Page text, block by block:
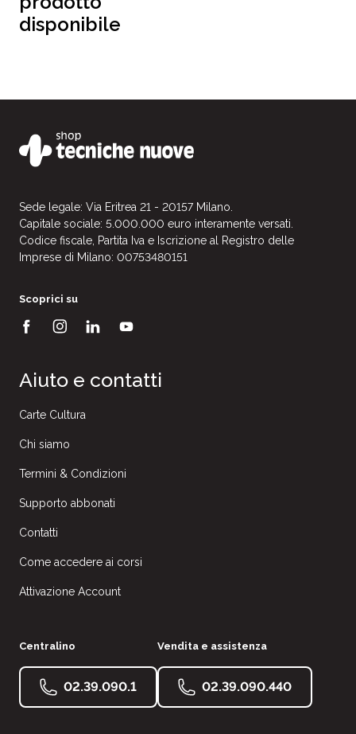
disponibile
Sede legale: Via Eritrea 21 - 20157 Milano.
Capitale sociale: 5.000.000 euro interamente versati.
Codice fiscale, Partita Iva e Iscrizione al Registro delle
Imprese di Milano: 00753480151
Scoprici su
Aiuto e contatti
Carte Cultura
Chi siamo
Termini & Condizioni
Supporto abbonati
Contatti
Come accedere ai corsi
Attivazione Account
Centralino
02.39.090.1
Vendita e assistenza
02.39.090.440